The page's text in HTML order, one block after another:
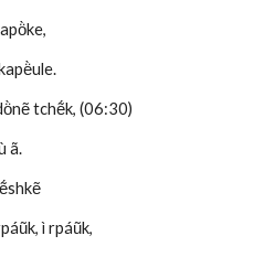
tchẽ́k, (06:30)
ã.
ì rpáũk,